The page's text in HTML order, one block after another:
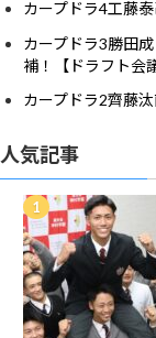
カープドラ4工藤
カープドラ3勝田
補！【ドラフト会
カープドラ2齊藤
人気記事